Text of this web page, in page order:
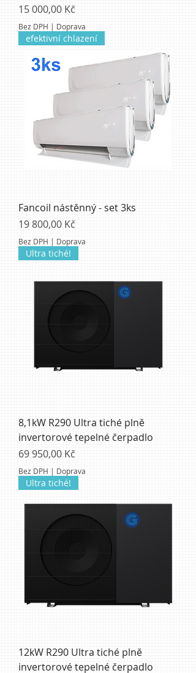
Cena
15 000,00 Kč
Bez DPH | Doprava
efektivní chlazení
Fancoil nástěnný - set 3ks
Cena
19 800,00 Kč
Bez DPH | Doprava
Ultra tiché!
8,1kW R290 Ultra tiché plně
invertorové tepelné čerpadlo
Cena
69 950,00 Kč
Bez DPH | Doprava
Ultra tiché!
12kW R290 Ultra tiché plně
invertorové tepelné čerpadlo